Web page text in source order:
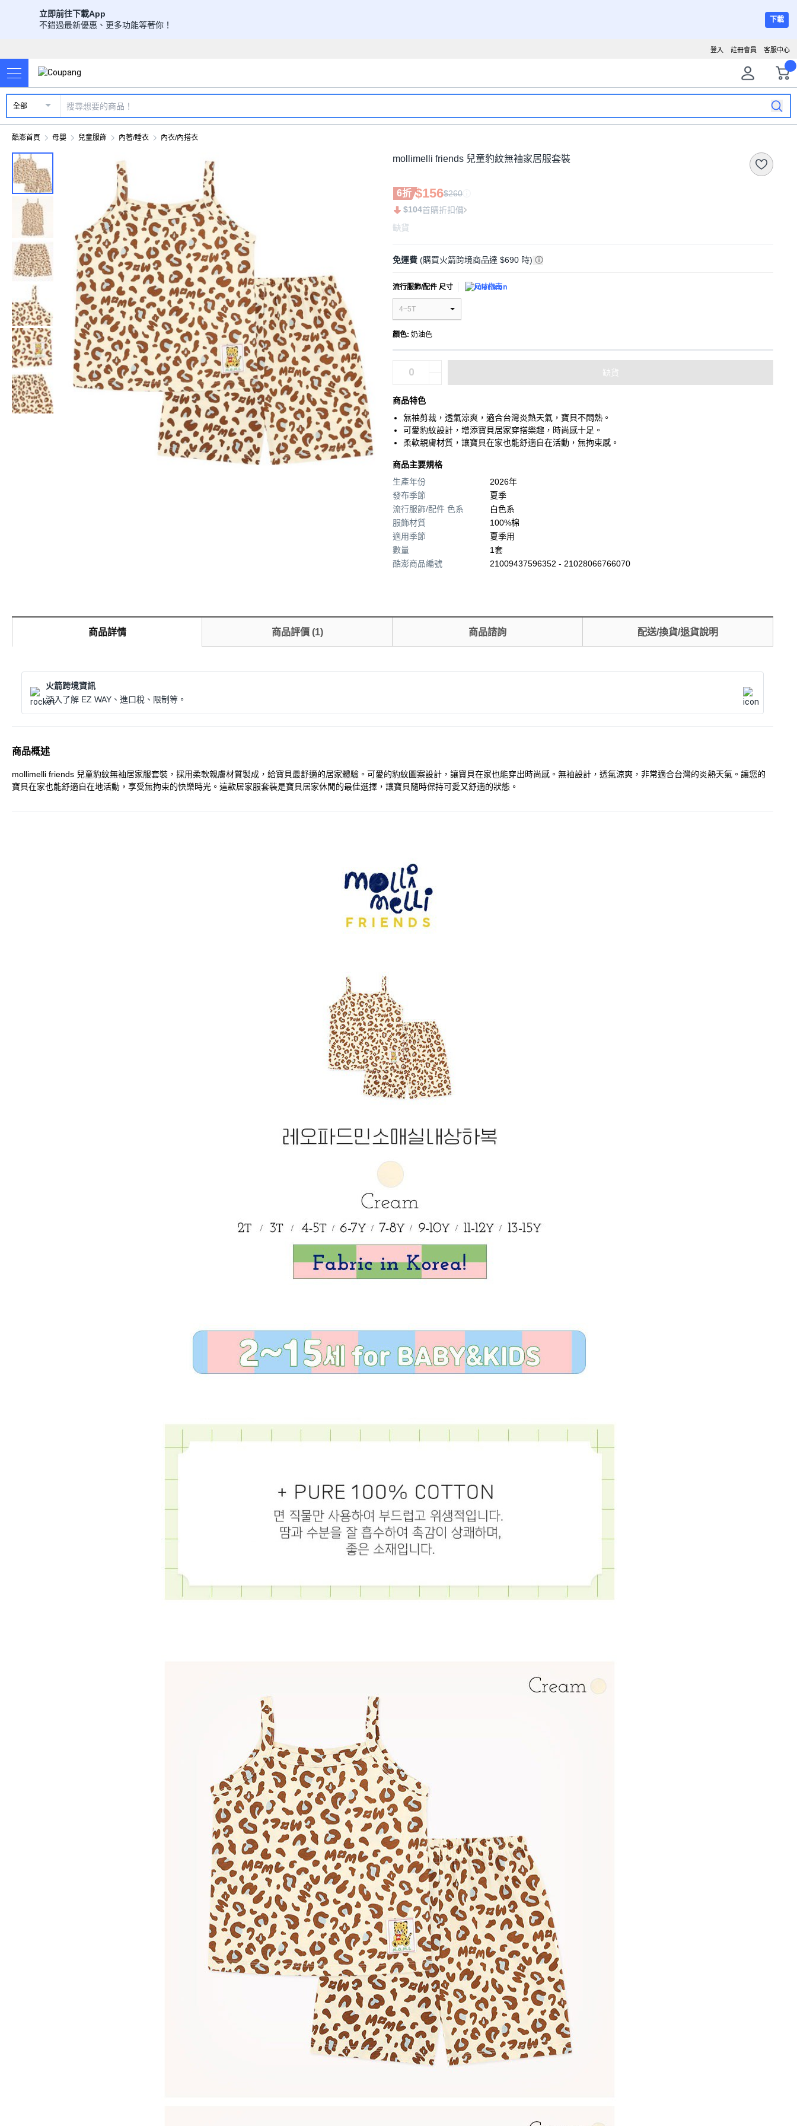
立即前往下載App
不錯過最新優惠、更多功能等著你！
下載
客服中心
註冊會員
登入
全部
酷澎首頁 母嬰 兒童服飾 內著/睡衣 內衣/內搭衣
mollimelli friends 兒童豹紋無袖家居服套裝
6折 $156$260
$104首購折扣價
缺貨
免運費 (購買火箭跨境商品達 $690 時)
流行服飾/配件 尺寸 尺寸指南
4~5T
顏色: 奶油色
缺貨
商品特色
無袖剪裁，透氣涼爽，適合台灣炎熱天氣，寶貝不悶熱。
可愛豹紋設計，增添寶貝居家穿搭樂趣，時尚感十足。
柔軟親膚材質，讓寶貝在家也能舒適自在活動，無拘束感。
商品主要規格
生產年份
2026年
發布季節
夏季
流行服飾/配件 色系
白色系
服飾材質
100%棉
適用季節
夏季用
數量
1套
酷澎商品編號
21009437596352 - 21028066766070
商品詳情 商品評價(1) 商品諮詢 配送/換貨/退貨說明
火箭跨境資訊
深入了解 EZ WAY、進口稅、限制等。
商品概述
mollimelli friends 兒童豹紋無袖居家服套裝，採用柔軟親膚材質製成，給寶貝最舒適的居家體驗。可愛的豹紋圖案設計，讓寶貝在家也能穿出時尚感。無袖設計，透氣涼爽，非常適合台灣的炎熱天氣。讓您的
寶貝在家也能舒適自在地活動，享受無拘束的快樂時光。這款居家服套裝是寶貝居家休閒的最佳選擇，讓寶貝隨時保持可愛又舒適的狀態。